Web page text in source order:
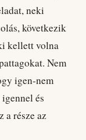
neki
következik
kellett volna
Nem
igen-nem
és
a része az